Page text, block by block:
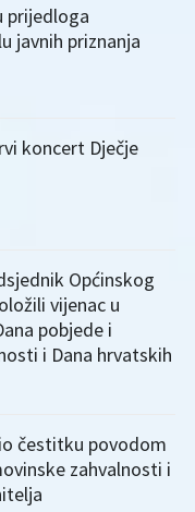
prijedloga
javnih priznanja
koncert Dječje
Općinskog
vijenac u
pobjede i
i Dana hrvatskih
čestitku povodom
zahvalnosti i